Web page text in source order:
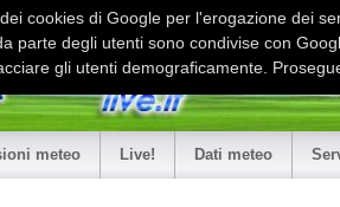
meteo Live! Dati meteo
cookies di Google per l'erogazione dei
parte degli utenti sono condivise con
gli utenti demograficamente.